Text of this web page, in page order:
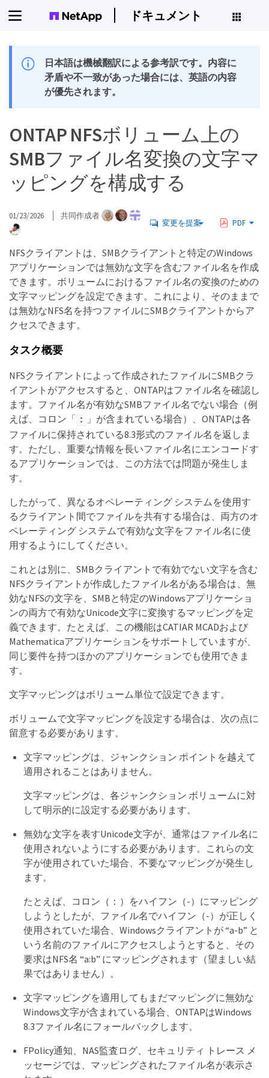
ドキュメント
日本語は機械翻訳による参考訳です。内容に
矛盾や不一致があった場合には、英語の内容
が優先されます。
ONTAP NFSボリューム上の
SMBファイル名変換の文字マ
ッピングを構成する
01/23/2026 共同作成者
変更を提案 PDF
NFSクライアントは、SMBクライアントと特定のWindows
アプリケーションでは無効な文字を含むファイル名を作成
できます。ボリュームにおけるファイル名の変換のための
文字マッピングを設定できます。これにより、そのままで
は無効なNFS名を持つファイルにSMBクライアントからア
クセスできます。
タスク概要
NFSクライアントによって作成されたファイルにSMBクラ
イアントがアクセスすると、ONTAPはファイル名を確認し
ます。ファイル名が有効なSMBファイル名でない場合（例
えば、コロン「 :
」が含まれている場合）、ONTAPは各
ファイルに保持されている8.3形式のファイル名を返しま
す。ただし、重要な情報を長いファイル名にエンコードす
るアプリケーションでは、この方法では問題が発生しま
す。
したがって、異なるオペレーティング システムを使用す
るクライアント間でファイルを共有する場合は、両方のオ
ペレーティング システムで有効な文字をファイル名に使
用するようにしてください。
これとは別に、SMBクライアントで有効でない文字を含む
NFSクライアントが作成したファイル名がある場合は、無
効なNFSの文字を、SMBと特定のWindowsアプリケーショ
ンの両方で有効なUnicode文字に変換するマッピングを定
義できます。たとえば、この機能はCATIAR MCADおよび
Mathematicaアプリケーションをサポートしていますが、
同じ要件を持つほかのアプリケーションでも使用できま
す。
文字マッピングはボリューム単位で設定できます。
ボリュームで文字マッピングを設定する場合は、次の点に
留意する必要があります。
文字マッピングは、ジャンクション ポイントを越えて
適用されることはありません。
文字マッピングは、各ジャンクション ボリュームに対
して明示的に設定する必要があります。
無効な文字を表すUnicode文字が、通常はファイル名に
使用されないようにする必要があります。これらの文
字が使用されていた場合、不要なマッピングが発生し
ます。
たとえば、コロン（：）をハイフン（-）にマッピング
しようとしたが、ファイル名でハイフン（-）が正しく
使用されていた場合、Windowsクライアントが “a-b” と
いう名前のファイルにアクセスしようとすると、その
要求はNFS名 “a:b” にマッピングされます（望ましい結
果ではありません）。
文字マッピングを適用してもまだマッピングに無効な
Windows文字が含まれている場合、ONTAPはWindows
8.3ファイル名にフォールバックします。
FPolicy通知、NAS監査ログ、セキュリティ トレース メ
ッセージでは、マッピングされたファイル名が表示さ